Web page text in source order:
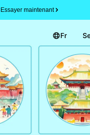
Essayer maintenant
Fr